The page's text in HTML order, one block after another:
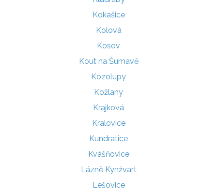
Kokašice
Kolová
Kosov
Kout na Šumavě
Kozolupy
Kožlany
Krajková
Kralovice
Kundratice
Kvášňovice
Lázně Kynžvart
Lešovice